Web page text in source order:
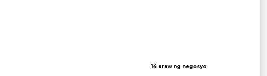
14 araw ng negosyo